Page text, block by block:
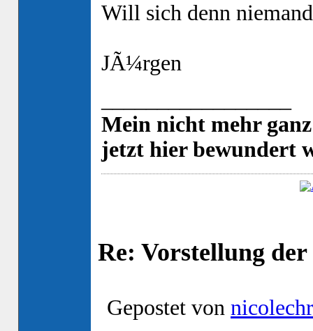
Will sich denn
JÃ¼rgen
Mein nicht mehr
jetzt hier bewundert
Re: Vorstellung
Gepostet von